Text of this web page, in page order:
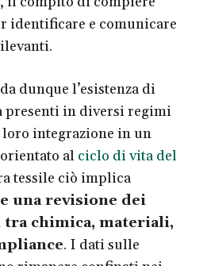
identificare e comunicare
dunque l’esistenza di
in diversi regimi
integrazione in un
al ciclo di vita del
tessile ciò implica
una revisione dei
chimica, materiali,
. I dati sulle